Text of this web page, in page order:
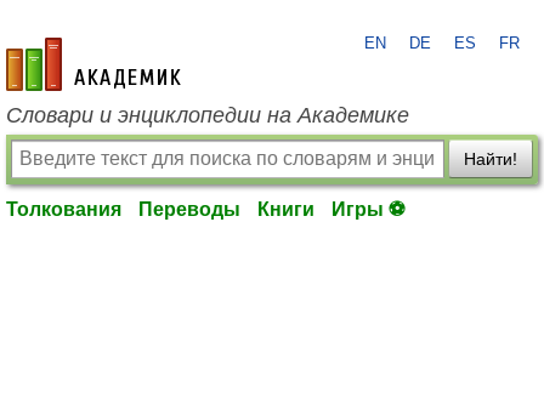
academic.ru
EN DE ES FR
Словари и энциклопедии на Академике
Найти!
Толкования Переводы Книги Игры ⚽